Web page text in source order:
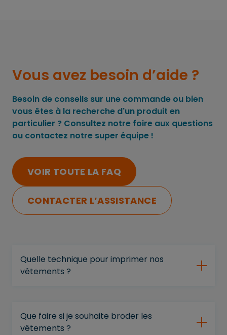
Vous avez besoin d’aide ?
Besoin de conseils sur une commande ou bien
vous êtes à la recherche d'un produit en
particulier ? Consultez notre foire aux questions
ou contactez notre super équipe !
VOIR TOUTE LA FAQ
CONTACTER L’ASSISTANCE
Quelle technique pour imprimer nos
vêtements ?
Que faire si je souhaite broder les
vêtements ?